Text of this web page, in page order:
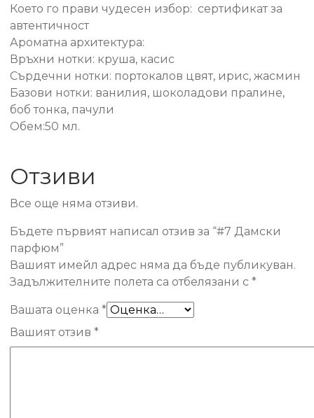
Което го прави чудесен избор: сертификат за
автентичност
Ароматна архитектура:
Връхни нотки: круша, касис
Сърдечни нотки: портокалов цвят, ирис, жасмин
Базови нотки: ванилия, шоколадови пралине,
боб тонка, пачули
Обем:50 мл.
Отзиви
Все още няма отзиви.
Бъдете първият написал отзив за “#7 Дамски
парфюм”
Вашият имейл адрес няма да бъде публикуван.
Задължителните полета са отбелязани с *
Вашата оценка *
Вашият отзив *